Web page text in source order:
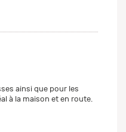
ainsi que pour les
à la maison et en route.